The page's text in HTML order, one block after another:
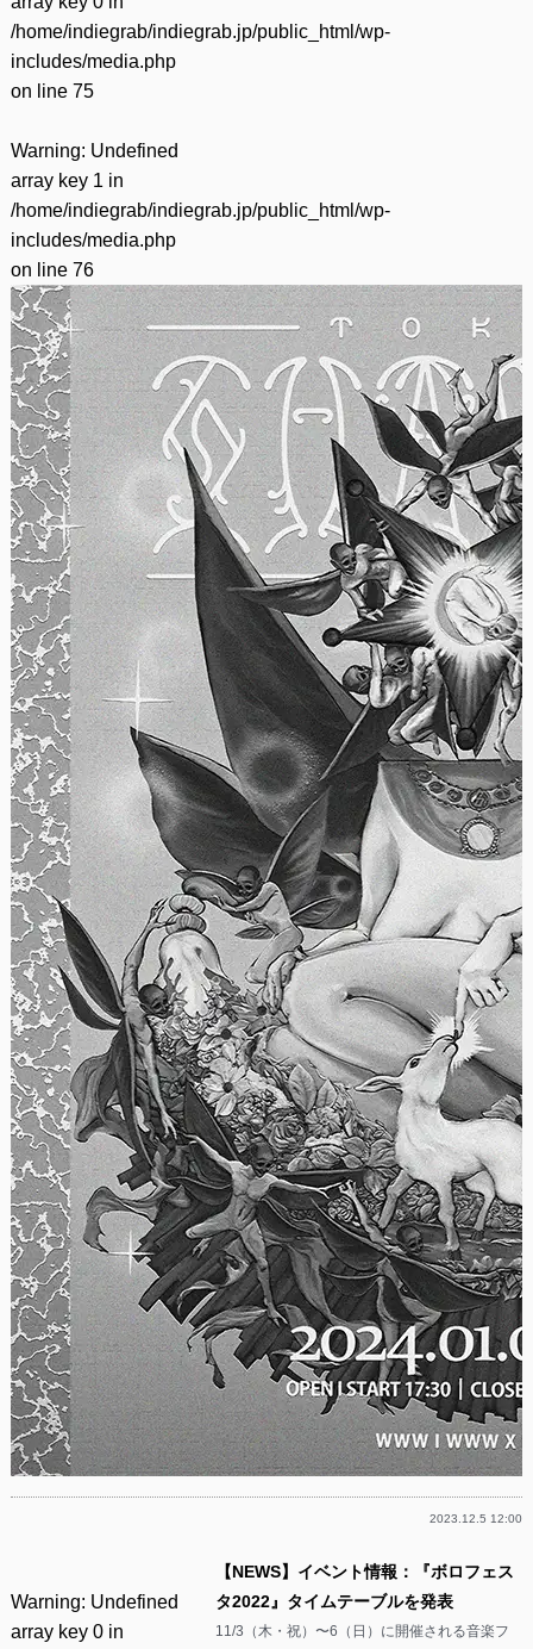
/home/indiegrab/indiegrab.jp/public_html/wp-
includes/media.php
on line 75
Warning: Undefined
array key 1 in
/home/indiegrab/indiegrab.jp/public_html/wp-
includes/media.php
on line 76
2023.12.5 12:00
Warning: Undefined
array key 0 in
【NEWS】イベント情報：『ボロフェス
タ2022』タイムテーブルを発表
11/3（木・祝）〜6（日）に開催される音楽フ